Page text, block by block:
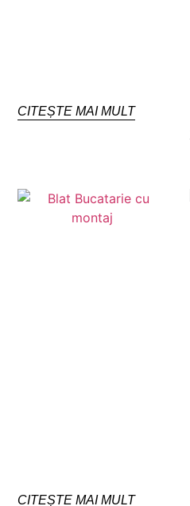
CITEȘTE MAI MULT
CITEȘTE MAI MULT